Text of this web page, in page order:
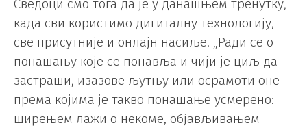
Сведоци смо тога да је у данашњем тренутку,
када сви користимо дигиталну технологију,
све присутније и онлајн насиље. „Ради се о
понашању које се понавља и чији је циљ да
застраши, изазове љутњу или осрамоти оне
према којима је такво понашање усмерено:
ширењем лажи о некоме, објављивањем